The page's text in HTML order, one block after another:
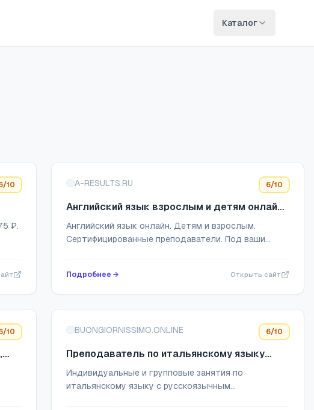
Каталог
/10
₽.
A-RESULTS.RU 6/10
Английский язык взрослым и детям онлайн
с A-Results
Английский язык онлайн. Детям и взрослым.
Сертифицированные преподаватели. Под ваши
Подробнее → Открыть сайт
/10 BUONGIORNISSIMO.ONLINE 6/10
Преподаватель по итальянскому языку
Дмитрий Максименко
Индивидуальные и групповые занятия по
итальянскому языку с русскоязычным